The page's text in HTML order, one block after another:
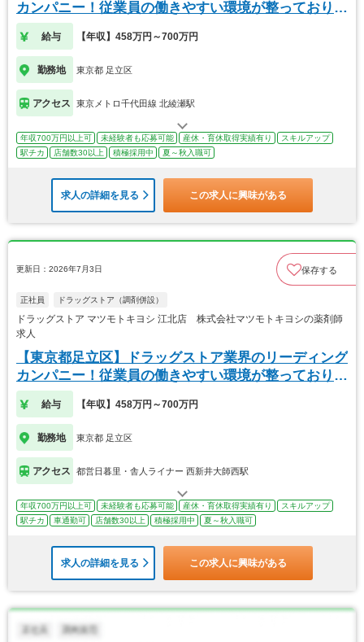
カンパニー！従業員の働きやすい環境が整っておりま
す！
給与 【年収】458万円～700万円
勤務地 東京都 足立区
アクセス 東京メトロ千代田線 北綾瀬駅
年収700万円以上可 未経験者も応募可能 産休・育休取得実績有り
スキルアップ
駅チカ
店舗数30以上 積極採用中 夏～秋入職可
求人の詳細を見る この求人に興味がある
更新日：2026年7月3日 保存する
正社員 ドラッグストア（調剤併設）
ドラッグストア マツモトキヨシ 江北店 株式会社マツモトキヨシの薬剤師
求人
【東京都足立区】ドラッグストア業界のリーディング
カンパニー！従業員の働きやすい環境が整っておりま
す！
給与 【年収】458万円～700万円
勤務地 東京都 足立区
アクセス 都営日暮里・舎人ライナー 西新井大師西駅
年収700万円以上可 未経験者も応募可能 産休・育休取得実績有り
スキルアップ
駅チカ
車通勤可 店舗数30以上 積極採用中 夏～秋入職可
求人の詳細を見る この求人に興味がある